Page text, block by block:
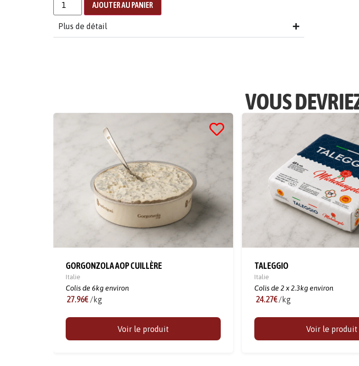
AJOUTER AU PANIER
Plus de détail
VOUS
GORGONZOLA AOP CUILLÈRE
Italie
Colis de 6kg environ
27.96€ /kg
Voir le produit
TALEGGIO
Italie
Colis de 2 x 2.3kg environ
24.27€/kg
Voir le produit